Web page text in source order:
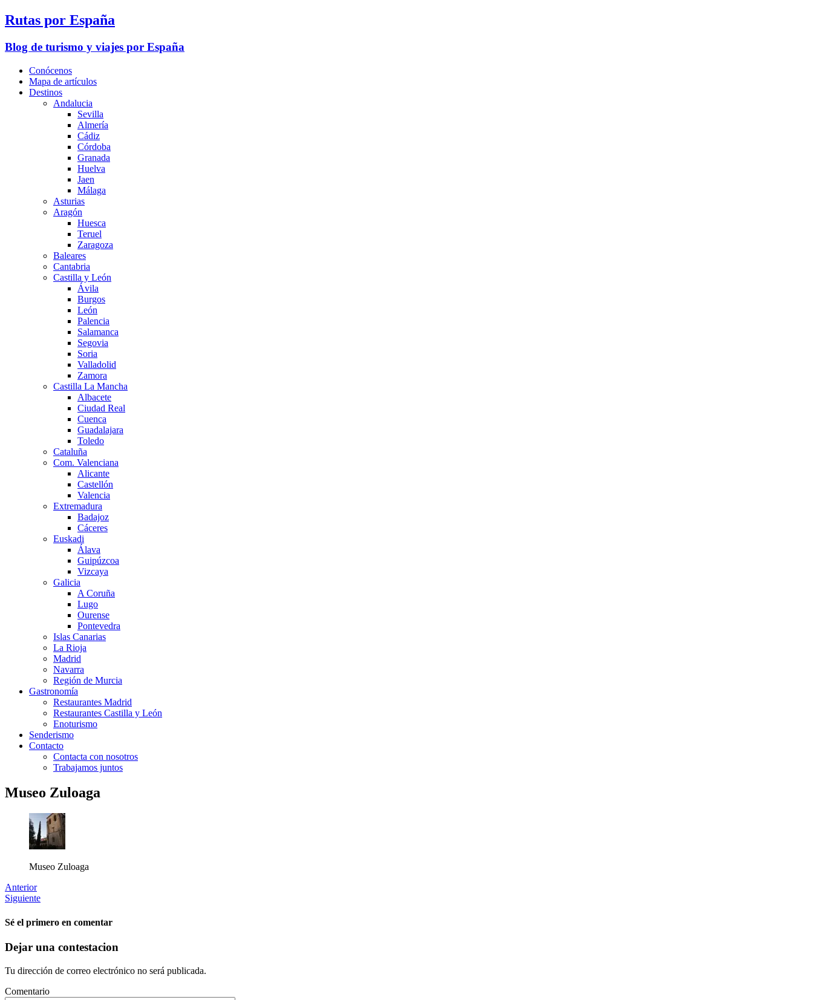
Rutas por España
Blog de turismo y viajes por España
Conócenos
Mapa de artículos
Destinos
Andalucia
Sevilla
Almería
Cádiz
Córdoba
Granada
Huelva
Jaen
Málaga
Asturias
Aragón
Huesca
Teruel
Zaragoza
Baleares
Cantabria
Castilla y León
Ávila
Burgos
León
Palencia
Salamanca
Segovia
Soria
Valladolid
Zamora
Castilla La Mancha
Albacete
Ciudad Real
Cuenca
Guadalajara
Toledo
Cataluña
Com. Valenciana
Alicante
Castellón
Valencia
Extremadura
Badajoz
Cáceres
Euskadi
Álava
Guipúzcoa
Vizcaya
Galicia
A Coruña
Lugo
Ourense
Pontevedra
Islas Canarias
La Rioja
Madrid
Navarra
Región de Murcia
Gastronomía
Restaurantes Madrid
Restaurantes Castilla y León
Enoturismo
Senderismo
Contacto
Contacta con nosotros
Trabajamos juntos
Museo Zuloaga
Museo Zuloaga
Anterior
Siguiente
Sé el primero en comentar
Dejar una contestacion
Tu dirección de correo electrónico no será publicada.
Comentario